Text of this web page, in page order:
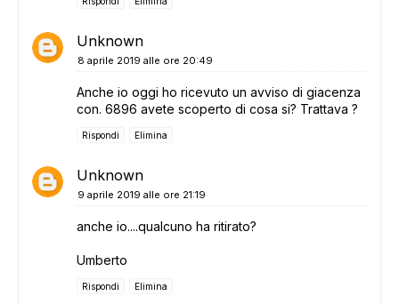
Unknown
8 aprile 2019 alle ore 20:49
Anche io oggi ho ricevuto un avviso di giacenza
con. 6896 avete scoperto di cosa si? Trattava ?
Rispondi Elimina
Unknown
9 aprile 2019 alle ore 21:19
anche io....qualcuno ha ritirato?
Umberto
Rispondi Elimina